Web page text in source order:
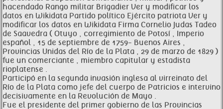
hacendado Rango militar Brigadier Ver y modificar los
datos en Wikidata Partido político Ejército patriota Ver y
modificar los datos en Wikidata Firma Cornelio Judas Tadeo
de Saavedra ( Otuyo , corregimiento de Potosí , Imperio
español , 15 de septiembre de 1759- Buenos Aires ,
Provincias Unidas del Río de la Plata , 29 de marzo de 1829 )
fue un comerciante , miembro capitular y estadista
rioplatense .
Participó en la segunda invasión inglesa al virreinato del
Río de la Plata como jefe del cuerpo de Patricios e intervino
decisivamente en la Revolución de Mayo .
Fue el presidente del primer gobierno de las Provincias